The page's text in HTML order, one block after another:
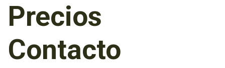
Precios
Contacto